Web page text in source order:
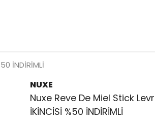
İNDİRİMLİ
NUXE
Nuxe Reve De Miel Stick
İKİNCİSİ %50 İNDİRİMLİ